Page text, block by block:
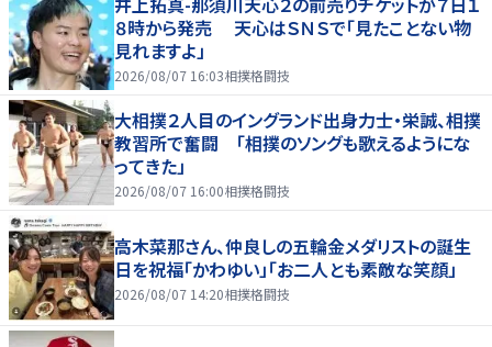
８時から発売 天心はＳＮＳで「見たことない物
見れますよ」
2026/08/07 16:03相撲格闘技
大相撲２人目のイングランド出身力士・栄誠、相撲
教習所で奮闘 「相撲のソングも歌えるようにな
ってきた」
2026/08/07 16:00相撲格闘技
高木菜那さん、仲良しの五輪金メダリストの誕生
日を祝福「かわゆい」「お二人とも素敵な笑顔」
2026/08/07 14:20相撲格闘技